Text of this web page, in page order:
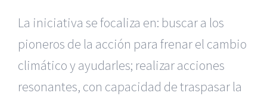
La iniciativa se focaliza en: buscar a los
pioneros de la acción para frenar el cambio
climático y ayudarles; realizar acciones
resonantes, con capacidad de traspasar la